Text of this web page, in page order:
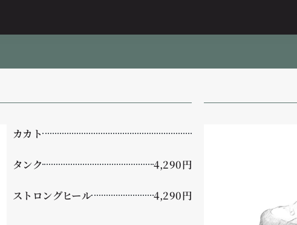
カカト
タンク 4,290円
ストロングヒール 4,290円